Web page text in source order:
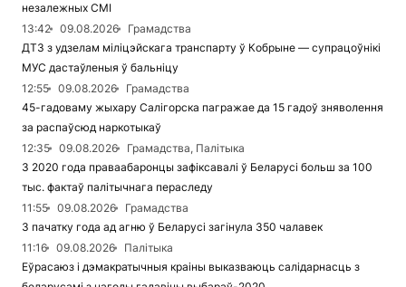
незалежных СМІ
13:42
09.08.2026
Грамадства
ДТЗ з удзелам міліцэйскага транспарту ў Кобрыне — супрацоўнікі
МУС дастаўленыя ў бальніцу
12:55
09.08.2026
Грамадства
45-гадоваму жыхару Салігорска пагражае да 15 гадоў зняволення
за распаўсюд наркотыкаў
12:35
09.08.2026
Грамадства, Палітыка
З 2020 года праваабаронцы зафіксавалі ў Беларусі больш за 100
тыс. фактаў палітычнага пераследу
11:55
09.08.2026
Грамадства
З пачатку года ад агню ў Беларусі загінула 350 чалавек
11:16
09.08.2026
Палітыка
Еўрасаюз і дэмакратычныя краіны выказваюць салідарнасць з